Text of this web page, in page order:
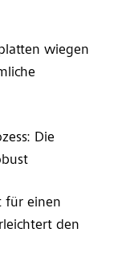
wiegen
Die
für einen
den